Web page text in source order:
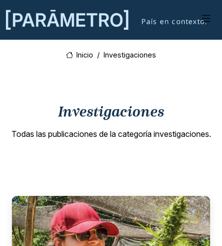
Inicio Investigaciones
Investigaciones
Todas las publicaciones de la categoría investigaciones.